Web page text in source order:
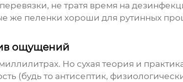
не тратя время на
же пеленки хороши для рутинных
ощущений
Но сухая теория и
(будь то антисептик,